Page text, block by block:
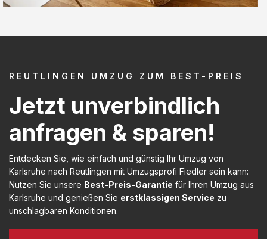
REUTLINGEN UMZUG ZUM BEST-PREIS
Jetzt unverbindlich
anfragen & sparen!
Entdecken Sie, wie einfach und günstig Ihr Umzug von
Karlsruhe nach Reutlingen mit Umzugsprofi Fiedler sein kann:
Nutzen Sie unsere Best-Preis-Garantie für Ihren Umzug aus
Karlsruhe und genießen Sie erstklassigen Service zu
unschlagbaren Konditionen.